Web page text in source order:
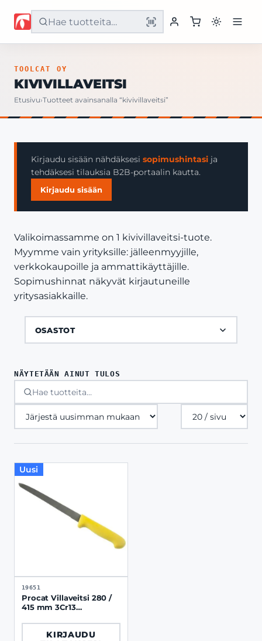
Etusivu
Yritys
Yhteystiedot
TOOLCAT OY
KIVIVILLAVEITSI
Etusivu›Tuotteet avainsanalla “kivivillaveitsi”
Kirjaudu sisään nähdäksesi sopimushintasi ja
tehdäksesi tilauksia B2B-portaalin kautta.
Kirjaudu sisään
Valikoimassamme on 1 kivivillaveitsi-tuote.
Myymme vain yrityksille: jälleenmyyjille,
verkkokaupoille ja ammattikäyttäjille.
Sopimushinnat näkyvät kirjautuneille
yritysasiakkaille.
OSASTOT
NÄYTETÄÄN AINUT TULOS
Tuotteita
sivulla
Uusi
19651
Procat Villaveitsi 280 /
415 mm 3Cr13
KIRJAUDU